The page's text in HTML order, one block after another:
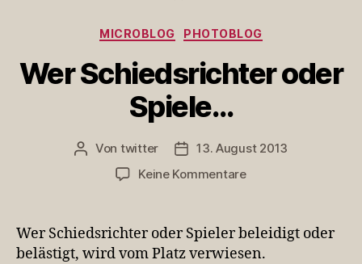
Kategorien
MICROBLOG PHOTOBLOG
Wer Schiedsrichter oder
Spiele…
Beitragsautor
Von twitter Veröffentlichungsdatum
13. August 2013
Keine Kommentarezu
oder
Spiele…
Wer Schiedsrichter oder Spieler beleidigt oder
belästigt, wird vom Platz verwiesen.